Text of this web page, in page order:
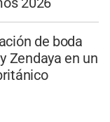
de boda
Zendaya en un